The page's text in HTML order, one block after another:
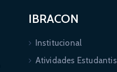
IBRACON
Institucional
Atividades Estudantis